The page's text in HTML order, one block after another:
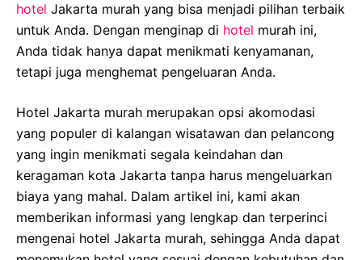
hotel Jakarta murah yang bisa menjadi pilihan terbaik
untuk Anda. Dengan menginap di hotel murah ini,
Anda tidak hanya dapat menikmati kenyamanan,
tetapi juga menghemat pengeluaran Anda.
Hotel Jakarta murah merupakan opsi akomodasi
yang populer di kalangan wisatawan dan pelancong
yang ingin menikmati segala keindahan dan
keragaman kota Jakarta tanpa harus mengeluarkan
biaya yang mahal. Dalam artikel ini, kami akan
memberikan informasi yang lengkap dan terperinci
mengenai hotel Jakarta murah, sehingga Anda dapat